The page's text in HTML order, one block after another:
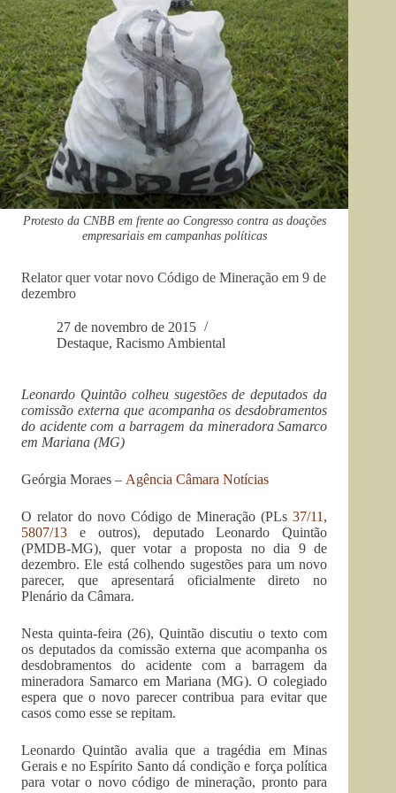
Protesto da CNBB em frente ao Congresso contra as doações
empresariais em campanhas políticas
Relator quer votar novo Código de Mineração em 9 de
dezembro
27 de novembro de 2015
Destaque, Racismo Ambiental
Leonardo Quintão colheu sugestões de deputados da
comissão externa que acompanha os desdobramentos
do acidente com a barragem da mineradora Samarco
em Mariana (MG)
Geórgia Moraes – Agência Câmara Notícias
O relator do novo Código de Mineração (PLs37/11 ,
5807/13 e outros), deputado Leonardo Quintão
(PMDB-MG), quer votar a proposta no dia 9 de
dezembro. Ele está colhendo sugestões para um novo
parecer, que apresentará oficialmente direto no
Plenário da Câmara.
Nesta quinta-feira (26), Quintão discutiu o texto com
os deputados da comissão externa que acompanha os
desdobramentos do acidente com a barragem da
mineradora Samarco em Mariana (MG). O colegiado
espera que o novo parecer contribua para evitar que
casos como esse se repitam.
Leonardo Quintão avalia que a tragédia em Minas
Gerais e no Espírito Santo dá condição e força política
para votar o novo código de mineração, pronto para